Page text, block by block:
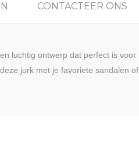
CONTACTEER ONS
luchtig ontwerp dat perfect is voor
jurk met je favoriete sandalen of